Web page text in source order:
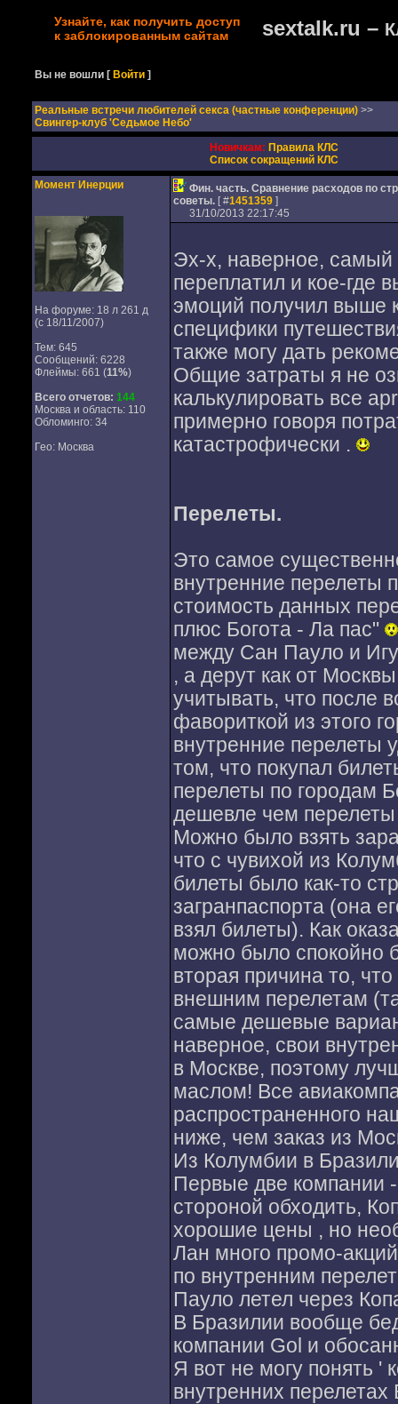
Узнайте, как получить доступ
к заблокированным сайтам
sextalk.ru –
Вы не вошли [Войти ]
Реальные встречи любителей секса (частные конференции) >>
Свингер-клуб 'Седьмое Небо'
Новичкам: Правила КЛС
Список сокращений КЛС
Момент Инерции
На форуме: 18 л 261 д
(с 18/11/2007)
Тем: 645
Сообщений: 6228
Флеймы: 661 (11%)
Всего отчетов: 144
Москва и область: 110
Обломинго: 34
Гео: Москва
Фин. часть. Сравнение расходов по
советы. [ #1451359]
31/10/2013 22:17:45
Эх-х, наверное, самый
переплатил и кое-где
эмоций получил выше
специфики
также могу дать
Общие затраты я не
калькулировать все
примерно говоря
катастрофически .
Перелеты.
Это самое
внутренние
стоимость данных
плюс Богота - Ла пас"
между Сан Пауло и
, а дерут как от
учитывать, что после
фавориткой из этого
внутренние перелеты
том, что покупал
перелеты по городам
дешевле чем
Можно было взять
что с чувихой из
билеты было как-то
загранпаспорта (она
взял билеты). Как
можно было спокойно
вторая причина то,
внешним перелетам
самые дешевые
наверное, свои
в Москве, поэтому
маслом! Все
распространенного
ниже, чем заказ из
Из Колумбии в
Первые две компании
стороной обходить,
хорошие цены , но
Лан много промо-
по внутренним
Пауло летел через
В Бразилии вообще
компании Gol и
Я вот не могу понять '
внутренних перелетах